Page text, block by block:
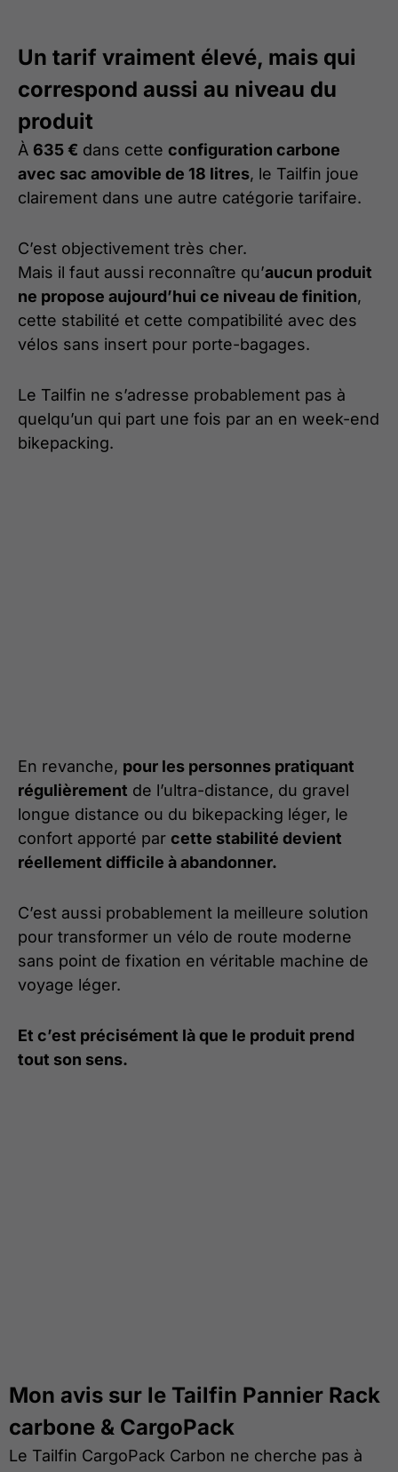
Un tarif vraiment élevé, mais qui
correspond aussi au niveau du
produit
À 635 € dans cette configuration carbone
avec sac amovible de 18 litres, le Tailfin joue
clairement dans une autre catégorie tarifaire.
C’est objectivement très cher.
Mais il faut aussi reconnaître qu’aucun produit
ne propose aujourd’hui ce niveau de finition,
cette stabilité et cette compatibilité avec des
vélos sans insert pour porte-bagages.
Le Tailfin ne s’adresse probablement pas à
quelqu’un qui part une fois par an en week-end
bikepacking.
En revanche, pour les personnes pratiquant
régulièrement de l’ultra-distance, du gravel
longue distance ou du bikepacking léger, le
confort apporté par cette stabilité devient
réellement difficile à abandonner.
C’est aussi probablement la meilleure solution
pour transformer un vélo de route moderne
sans point de fixation en véritable machine de
voyage léger.
Et c’est précisément là que le produit prend
tout son sens.
Mon avis sur le Tailfin Pannier Rack
carbone & CargoPack
Le Tailfin CargoPack Carbon ne cherche pas à